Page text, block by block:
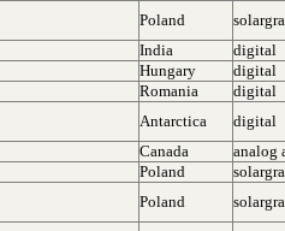
Poland
India
digital
Hungary
digital
Romania
digital
Antarctica
digital
Canada
analog
Poland
Poland